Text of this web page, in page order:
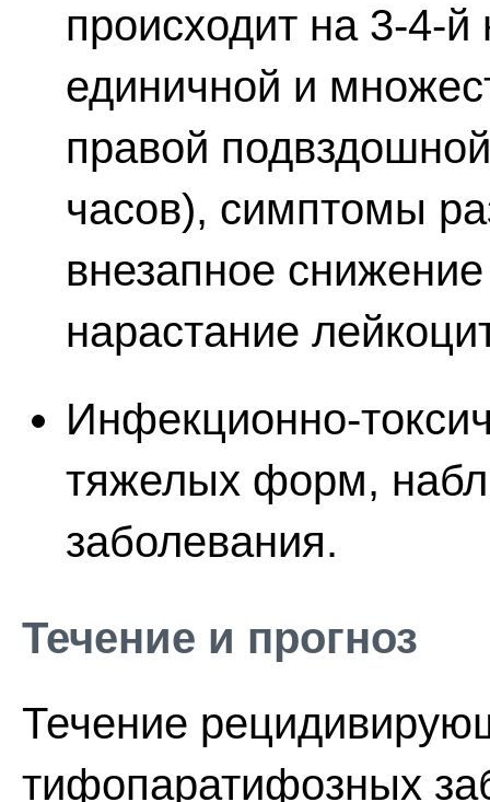
происходит на 3-4-
единичной и
правой
часов), симптомы
внезапное
нарастание
Инфекционно-
тяжелых форм,
заболевания.
Течение и прогноз
Течение
тифопаратифозных